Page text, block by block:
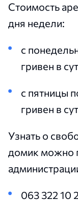
Стоимость
дня недели:
с
гривен в
с пятницы
гривен в
Узнать о
домик можно
063 322 10